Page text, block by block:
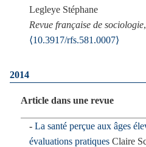
Legleye Stéphane
Revue française de sociologie
⟨10.3917/rfs.581.0007⟩
2014
Article dans une revue
La santé perçue aux âges
évaluations pratiques Claire